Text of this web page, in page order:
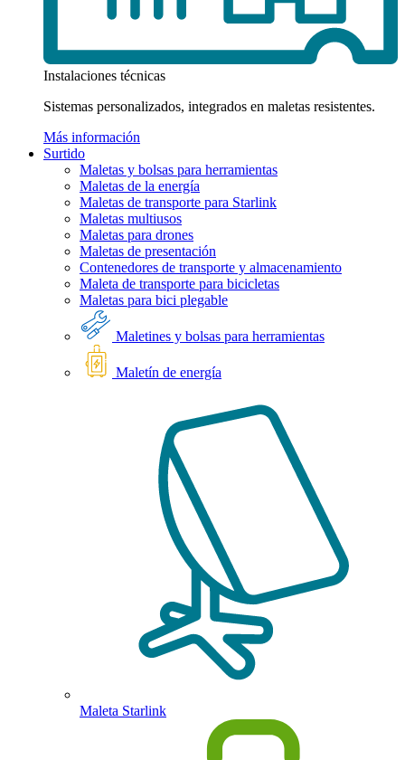
Instalaciones técnicas
Sistemas personalizados, integrados en maletas resistentes.
Más información
Surtido
Maletas y bolsas para herramientas
Maletas de la energía
Maletas de transporte para Starlink
Maletas multiusos
Maletas para drones
Maletas de presentación
Contenedores de transporte y almacenamiento
Maleta de transporte para bicicletas
Maletas para bici plegable
Maletines y bolsas para herramientas
Maletín de energía
Maleta Starlink